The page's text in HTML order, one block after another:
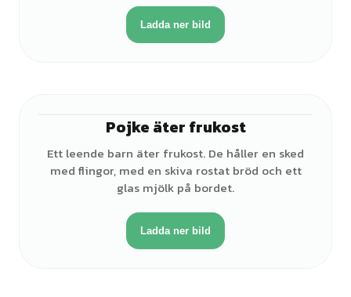
Ladda ner bild
Pojke äter frukost
Ett leende barn äter frukost. De håller en sked
med flingor, med en skiva rostat bröd och ett
glas mjölk på bordet.
Ladda ner bild